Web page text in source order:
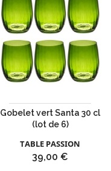
Gobelet vert Santa 30 cl
(lot de 6)
TABLE PASSION
Prix
39,00 €